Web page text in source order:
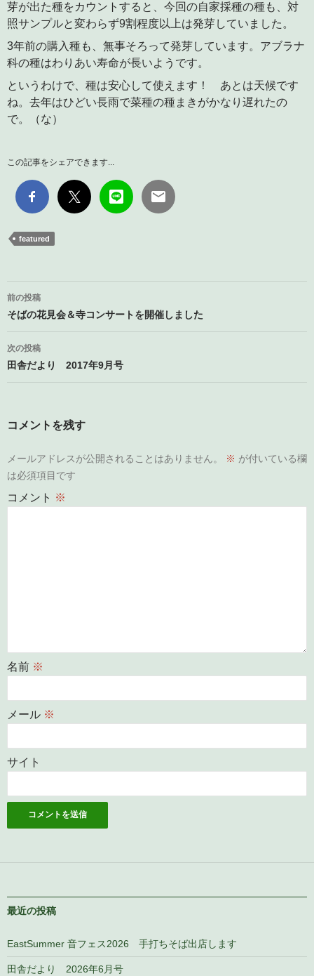
芽が出た種をカウントすると、今回の自家採種の種も、対
照サンプルと変わらず9割程度以上は発芽していました。
3年前の購入種も、無事そろって発芽しています。アブラナ
科の種はわりあい寿命が長いようです。
というわけで、種は安心して使えます！ あとは天候です
ね。去年はひどい長雨で菜種の種まきがかなり遅れたの
で。（な）
この記事をシェアできます...
featured
投
稿
ナ
ビ
ョ
ン
前の投稿
そばの花見会＆寺コンサートを開催しました
次の投稿
田舎だより 2017年9月号
コメントを残す
メールアドレスが公開されることはありません。 ※ が付いている欄
は必須項目です
コメント ※
名前 ※
メール ※
サイト
最近の投稿
EastSummer 音フェス2026 手打ちそば出店します
田舎だより 2026年6月号